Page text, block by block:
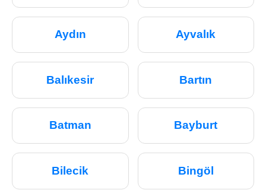
Aydın Ayvalık
Balıkesir Bartın
Batman Bayburt
Bilecik Bingöl